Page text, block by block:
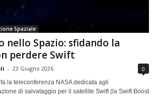
Spaziale
nello Spazio: sfidando la
perdere Swift
- 23 Giugno 2026 0
la teleconferenza NASA dedicata agli
di salvataggio per il satellite Swift (la Swift Boost